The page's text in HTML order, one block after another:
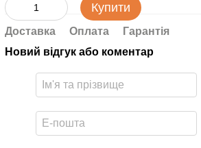
Купити
Доставка Оплата
Гарантія
Новий відгук або коментар